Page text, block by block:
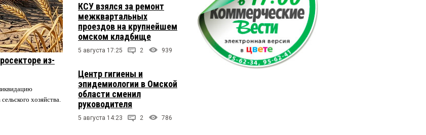
из-
хозяйства.
КСУ взялся за ремонт
межквартальных
проездов на крупнейшем
омском кладбище
5 августа 17:25 2 939
Центр гигиены и
эпидемиологии в Омской
области сменил
руководителя
5 августа 14:23 2 786